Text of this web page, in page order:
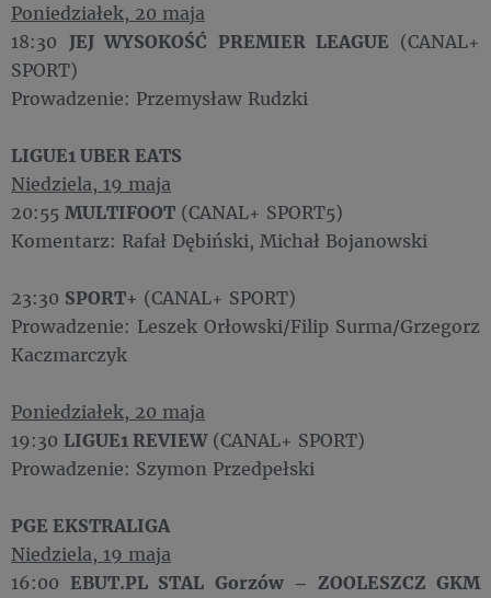
Poniedziałek, 20 maja
18:30 JEJ WYSOKOŚĆ PREMIER LEAGUE (CANAL+
SPORT)
Prowadzenie: Przemysław Rudzki
LIGUE1 UBER EATS
Niedziela, 19 maja
20:55 MULTIFOOT (CANAL+ SPORT5)
Komentarz: Rafał Dębiński, Michał Bojanowski
23:30 SPORT+ (CANAL+ SPORT)
Prowadzenie: Leszek Orłowski/Filip Surma/Grzegorz
Kaczmarczyk
Poniedziałek, 20 maja
19:30 LIGUE1 REVIEW(CANAL+ SPORT)
Prowadzenie: Szymon Przedpełski
PGE EKSTRALIGA
Niedziela, 19 maja
16:00EBUT.PL STAL Gorzów – ZOOLESZCZ GKM